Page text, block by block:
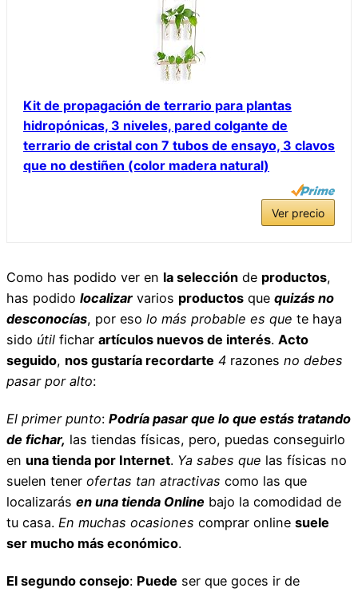
Kit de propagación de terrario para plantas
hidropónicas, 3 niveles, pared colgante de
terrario de cristal con 7 tubos de ensayo, 3 clavos
que no destiñen (color madera natural)
Ver precio
Como has podido ver en la selección de productos,
has podido localizar varios productos que quizás no
desconocías, por eso lo más probable es que te haya
sido útil fichar artículos nuevos de interés. Acto
seguido, nos gustaría recordarte 4 razones no debes
pasar por alto:
El primer punto: Podría pasar que lo que estás tratando
de fichar, las tiendas físicas, pero, puedas conseguirlo
en una tienda por Internet. Ya sabes que las físicas no
suelen tener ofertas tan atractivas como las que
localizarás en una tienda Online bajo la comodidad de
tu casa. En muchas ocasiones comprar online suele
ser mucho más económico.
El segundo consejo: Puede ser que goces ir de